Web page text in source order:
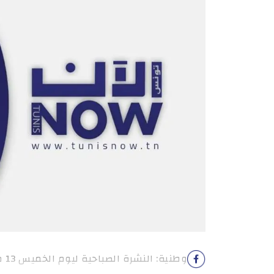
وطنية: النشرة الصباحية ليوم الخميس 13 مارس 2025